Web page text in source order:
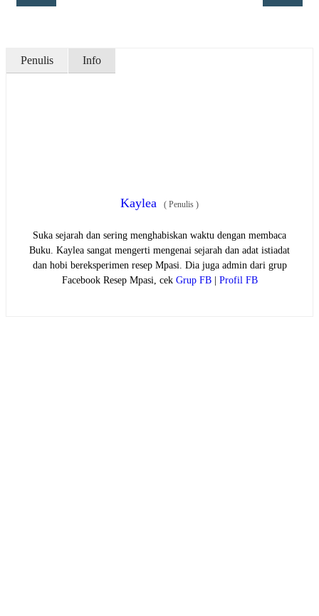
Penulis Info
Kaylea ( Penulis )
Suka sejarah dan sering menghabiskan waktu dengan membaca
Buku. Kaylea sangat mengerti mengenai sejarah dan adat istiadat
dan hobi bereksperimen resep Mpasi. Dia juga admin dari grup
Facebook Resep Mpasi, cek Grup FB| Profil FB